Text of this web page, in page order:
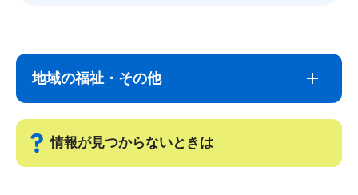
こ
で
地域の福祉・その他
情報が見つからないときは